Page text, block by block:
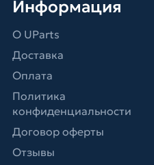
Информация
О UParts
Доставка
Оплата
Политика
конфиденциальности
Договор оферты
Отзывы